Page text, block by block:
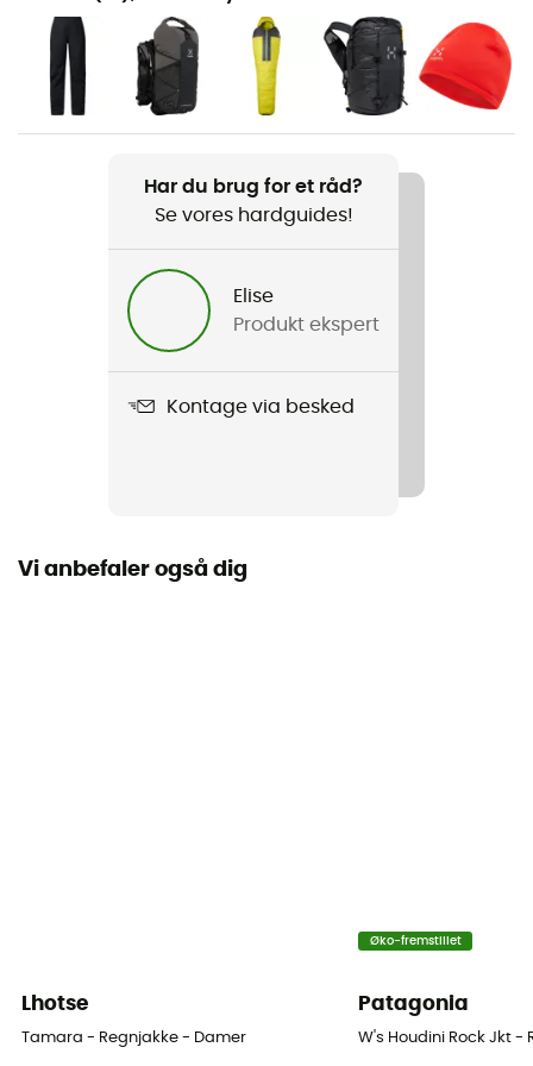
Vandreture / Trekking / Fast hiking
Dame
L.I.M Airak 2,5L Jacket
Beklædningsgenstandens opbygning
Label
Har du brug for et råd?
Se vores hardguides!
Elise
Produkt ekspert
Kontage via besked
Vi anbefaler også dig
Lhotse
Tamara - Regnjakke - Damer
Øko-fremstillet
Patagonia
W's Houdini Rock Jkt -